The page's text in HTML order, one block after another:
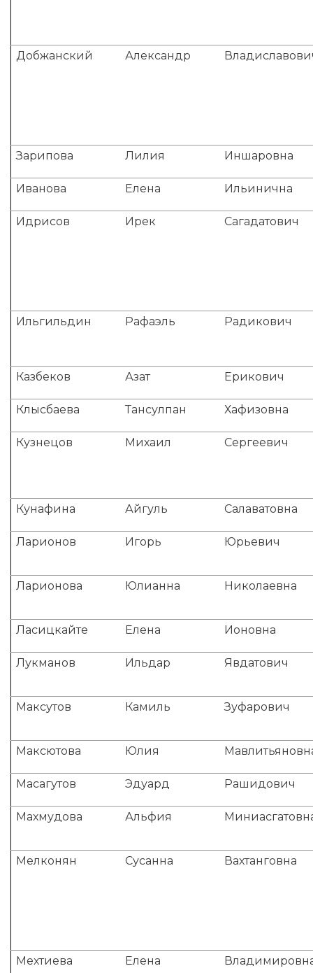
Добжанский Александр
Зарипова Лилия Иншаровна
Иванова Елена Ильинична
Идрисов Ирек Сагадатович
Ильгильдин Рафаэль Радикович
Казбеков Азат Ерикович
Клысбаева Тансулпан Хафизовна
Кузнецов Михаил Сергеевич
Кунафина Айгуль Салаватовна
Ларионов Игорь Юрьевич
Ларионова Юлианна Николаевна
Ласицкайте Елена Ионовна
Лукманов Ильдар Явдатович
Максутов Камиль Зуфарович
Максютова Юлия
Масагутов Эдуард Рашидович
Махмудова Альфия
Мелконян Сусанна Вахтанговна
Мехтиева Елена